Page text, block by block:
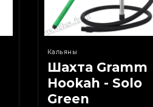
Кальяны
Шахта Gramm
Hookah - Solo
Green